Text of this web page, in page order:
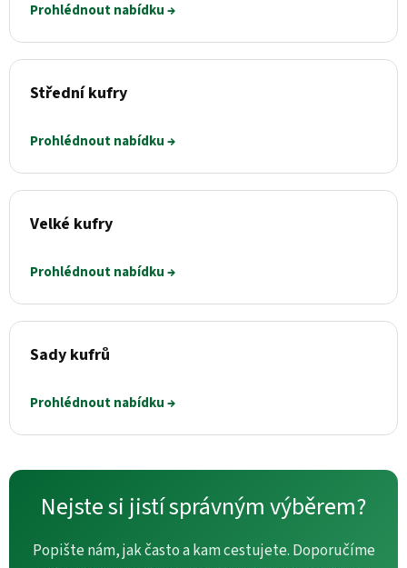
Prohlédnout nabídku →
Střední kufry
Prohlédnout nabídku →
Velké kufry
Prohlédnout nabídku →
Sady kufrů
Prohlédnout nabídku →
Nejste si jistí správným výběrem?
Popište nám, jak často a kam cestujete. Doporučíme